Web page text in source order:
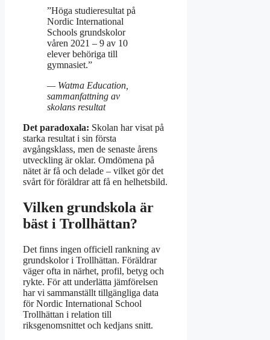
”Höga studieresultat på
Nordic International
Schools grundskolor
våren 2021 – 9 av 10
elever behöriga till
gymnasiet.”
— Watma Education,
sammanfattning av
skolans resultat
Det paradoxala: Skolan har visat på
starka resultat i sin första
avgångsklass, men de senaste årens
utveckling är oklar. Omdömena på
nätet är få och delade – vilket gör det
svårt för föräldrar att få en helhetsbild.
Vilken grundskola är
bäst i Trollhättan?
Det finns ingen officiell rankning av
grundskolor i Trollhättan. Föräldrar
väger ofta in närhet, profil, betyg och
rykte. För att underlätta jämförelsen
har vi sammanställt tillgängliga data
för Nordic International School
Trollhättan i relation till
riksgenomsnittet och kedjans snitt.